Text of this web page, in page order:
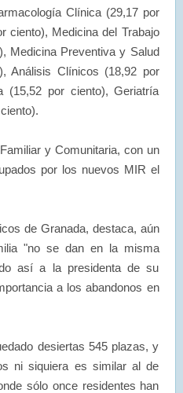
Clínica (29,17 por
ciento), Medicina del Trabajo
Medicina Preventiva y Salud
Análisis Clínicos (18,92 por
(15,52 por ciento), Geriatría
y Comunitaria, con un
por los nuevos MIR el
de Granada, destaca, aún
"no se dan en la misma
así a la presidenta de su
a los abandonos en
desiertas 545 plazas, y
ni siquiera es similar al de
sólo once residentes han